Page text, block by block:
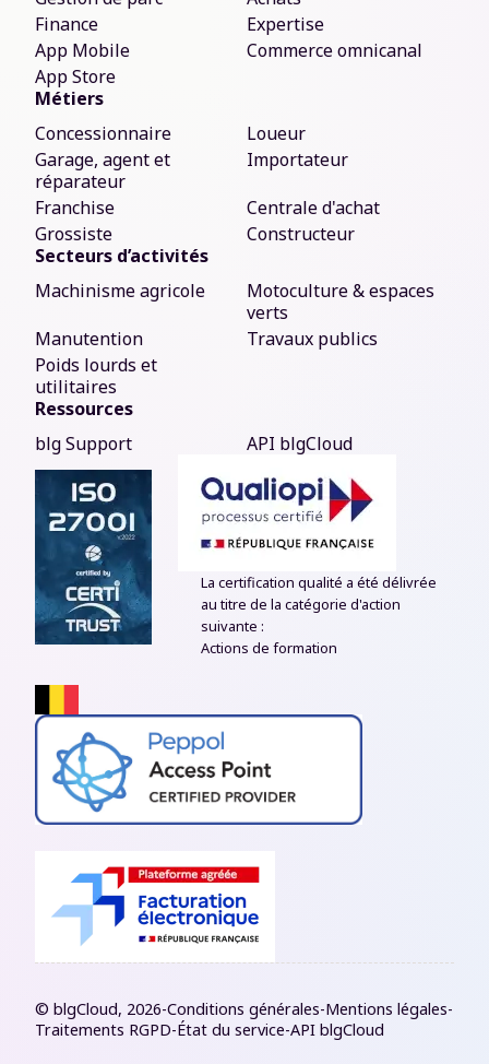
Finance
Expertise
App Mobile
Commerce omnicanal
App Store
Métiers
Concessionnaire
Loueur
Garage, agent et
réparateur
Importateur
Franchise
Centrale d'achat
Grossiste
Constructeur
Secteurs d’activités
Machinisme agricole
Motoculture & espaces
verts
Manutention
Travaux publics
Poids lourds et
utilitaires
Ressources
blg Support
API blgCloud
La certification qualité a été délivrée
au titre de la catégorie d'action
suivante :
Actions de formation
© blgCloud, 2026-Conditions générales-Mentions légales-
Traitements RGPD-État du service-API blgCloud